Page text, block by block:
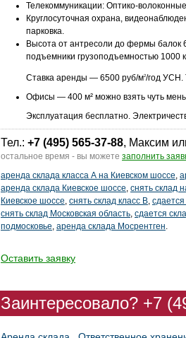
Телекоммуникации: Оптико-
Круглосуточная охрана,
парковка.
Высота от антресоли до фермы балок
подъемники грузоподъемностью 1000
Ставка аренды — 6500 руб/м2/год УСН.
Офисы — 400 м² можно взять чуть
Эксплуатация бесплатно.
Тел.: +7 (495) 565-37-88, Максим
остальное время - вы можете заполнить
аренда склада класса А на Киевском шоссе,
аренда склада Киевское шоссе, снять склад
Киевское шоссе, снять склад класс В,
снять склад Московская область, сдается
подмосковье, аренда склада Мосрентген.
Оставить заявку
Заинтересовало? +7